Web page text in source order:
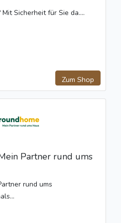
Mit Sicherheit für Sie da....
Zum Shop
Partner rund ums
rund ums